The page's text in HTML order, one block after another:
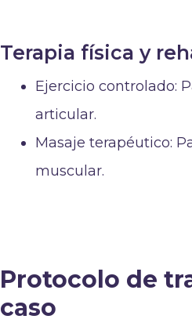
Terapia física y
Ejercicio controlado:
articular.
Masaje terapéutico:
muscular.
Protocolo de
caso